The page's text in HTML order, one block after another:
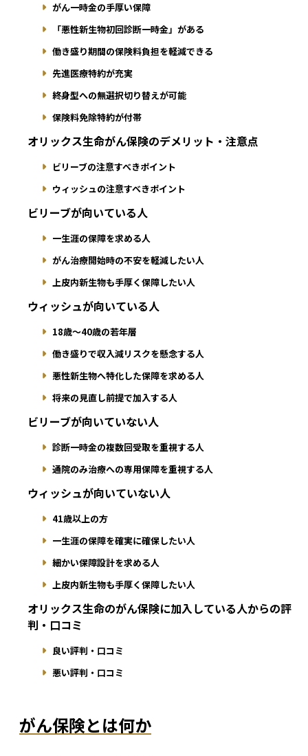
がん一時金の手厚い保障
「悪性新生物初回診断一時金」がある
働き盛り期間の保険料負担を軽減できる
先進医療特約が充実
終身型への無選択切り替えが可能
保険料免除特約が付帯
オリックス生命がん保険のデメリット・注意点
ビリーブの注意すべきポイント
ウィッシュの注意すべきポイント
ビリーブが向いている人
一生涯の保障を求める人
がん治療開始時の不安を軽減したい人
上皮内新生物も手厚く保障したい人
ウィッシュが向いている人
18歳〜40歳の若年層
働き盛りで収入減リスクを懸念する人
悪性新生物へ特化した保障を求める人
将来の見直し前提で加入する人
ビリーブが向いていない人
診断一時金の複数回受取を重視する人
通院のみ治療への専用保障を重視する人
ウィッシュが向いていない人
41歳以上の方
一生涯の保障を確実に確保したい人
細かい保障設計を求める人
上皮内新生物も手厚く保障したい人
オリックス生命のがん保険に加入している人からの評
判・口コミ
良い評判・口コミ
悪い評判・口コミ
がん保険とは何か